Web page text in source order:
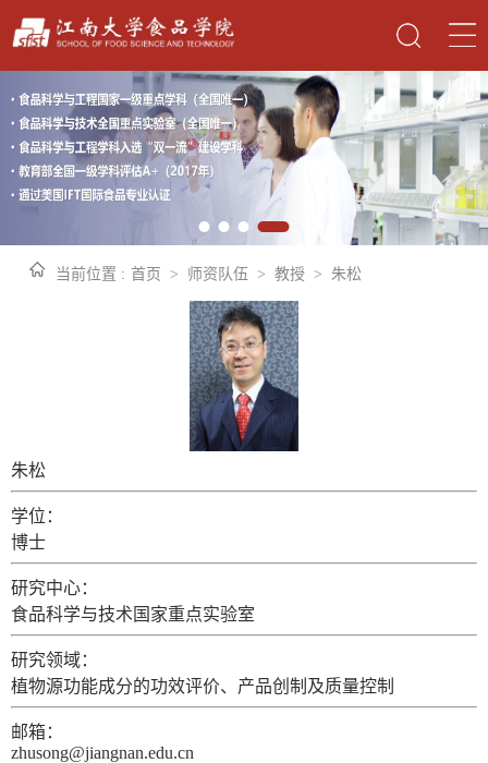
当前位置 : 首页 > 师资队伍 > 教授 > 朱松
朱松
学位：
博士
研究中心：
食品科学与技术国家重点实验室
研究领域：
植物源功能成分的功效评价、产品创制及质量控制
邮箱：
zhusong@jiangnan.edu.cn